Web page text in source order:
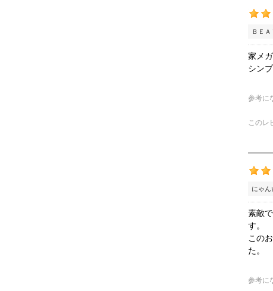
ＢＥ
家メ
シン
参考に
このレ
にゃ
素敵
す。
この
た。
参考に